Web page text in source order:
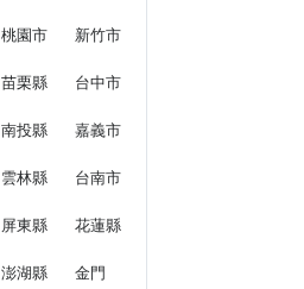
桃園市 新竹市
苗栗縣 台中市
南投縣 嘉義市
雲林縣 台南市
屏東縣 花蓮縣
澎湖縣 金門